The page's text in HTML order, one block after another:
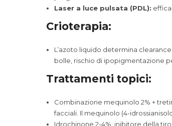
Laser a luce pulsata (PDL):
Crioterapia:
L’azoto liquido determina
bolle, rischio di ipopigmentazione
Trattamenti topici:
Combinazione mequinolo 2% +
facciali. Il mequinolo (4-
Idrochinone 2-4%: inibitore della